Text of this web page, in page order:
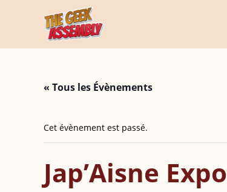
« Tous les Évènements
Cet évènement est passé.
Jap’Aisne Expo